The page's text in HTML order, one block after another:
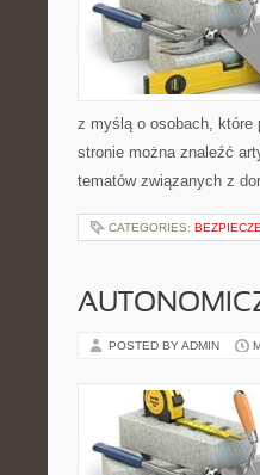
z myślą o osobach, które
stronie można znaleźć
tematów związanych z
CATEGORIES:
POSTED BY ADMIN